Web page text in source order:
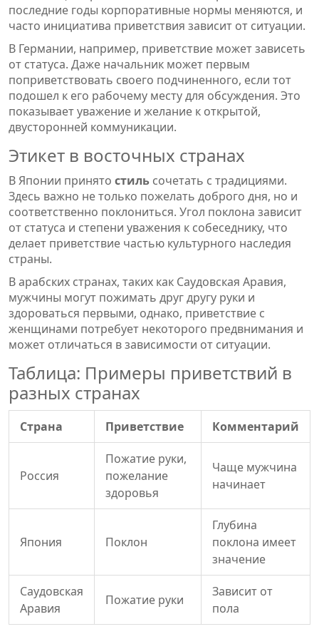
последние годы корпоративные нормы меняются, и
часто инициатива приветствия зависит от ситуации.
В Германии, например, приветствие может зависеть
от статуса. Даже начальник может первым
поприветствовать своего подчиненного, если тот
подошел к его рабочему месту для обсуждения. Это
показывает уважение и желание к открытой,
двусторонней коммуникации.
Этикет в восточных странах
В Японии принято стиль сочетать с традициями.
Здесь важно не только пожелать доброго дня, но и
соответственно поклониться. Угол поклона зависит
от статуса и степени уважения к собеседнику, что
делает приветствие частью культурного наследия
страны.
В арабских странах, таких как Саудовская Аравия,
мужчины могут пожимать друг другу руки и
здороваться первыми, однако, приветствие с
женщинами потребует некоторого предвнимания и
может отличаться в зависимости от ситуации.
Таблица: Примеры приветствий в
разных странах
Страна Приветствие Комментарий
Россия
Пожатие руки,
пожелание
здоровья
Чаще мужчина
начинает
Япония Поклон
Глубина
поклона имеет
значение
Саудовская
Аравия
Пожатие руки
Зависит от
пола